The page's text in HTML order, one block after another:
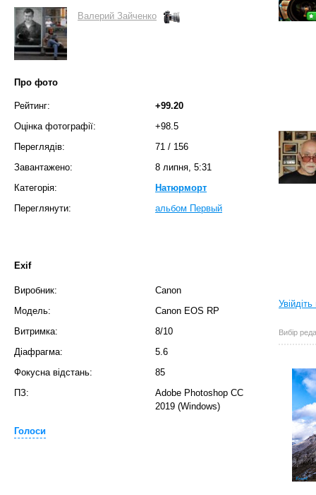
Валерий Зайченко
Про фото
Рейтинг:
+99.20
Оцінка фотографії:
+98.5
Переглядів:
71 / 156
Завантажено:
8 липня, 5:31
Категорія:
Натюрморт
Переглянути:
альбом Первый
Exif
Виробник:
Canon
Модель:
Canon EOS RP
Витримка:
8/10
Діафрагма:
5.6
Фокусна відстань:
85
ПЗ:
Adobe Photoshop CC
2019 (Windows)
Голоси
Вибір